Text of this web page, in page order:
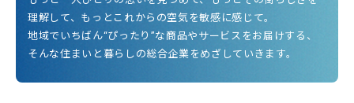
理解して、もっとこれからの空気を敏感に感じて。
地域でいちばん“ぴったり”な商品やサービスをお届けする、
そんな住まいと暮らしの総合企業をめざしていきます。